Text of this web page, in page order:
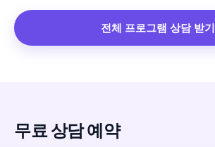
전체 프로그램 상담 받기
무료 상담 예약